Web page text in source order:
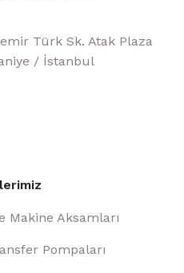
Türk Sk. Atak Plaza
/ İstanbul
Makine Aksamları
Pompaları